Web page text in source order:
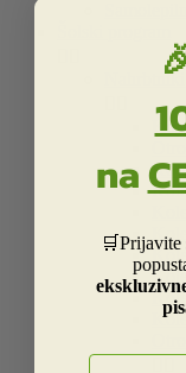
na
🛒Prijavite
E-naslov